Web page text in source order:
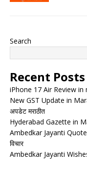
Search
Recent Posts
iPhone 17 Air Review in
New GST Update in
अपडेट मराठीत
Hyderabad Gazette in
Ambedkar Jayanti Quotes
विचार
Ambedkar Jayanti